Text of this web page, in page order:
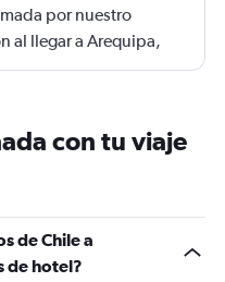
por nuestro
al llegar a Arequipa,
la cinta del
con tu viaje
de Chile a
de hotel?